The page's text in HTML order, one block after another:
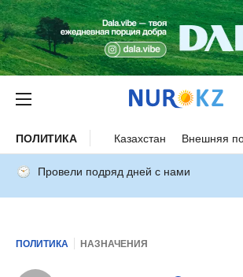
ПОЛИТИКА Казахстан Внешняя
Провели подряд дней с нами
ПОЛИТИКА НАЗНАЧЕНИЯ